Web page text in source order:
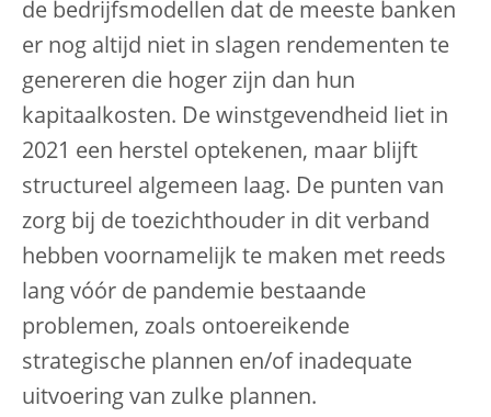
de bedrijfsmodellen dat de meeste banken
er nog altijd niet in slagen rendementen te
genereren die hoger zijn dan hun
kapitaalkosten. De winstgevendheid liet in
2021 een herstel optekenen, maar blijft
structureel algemeen laag. De punten van
zorg bij de toezichthouder in dit verband
hebben voornamelijk te maken met reeds
lang vóór de pandemie bestaande
problemen, zoals ontoereikende
strategische plannen en/of inadequate
uitvoering van zulke plannen.